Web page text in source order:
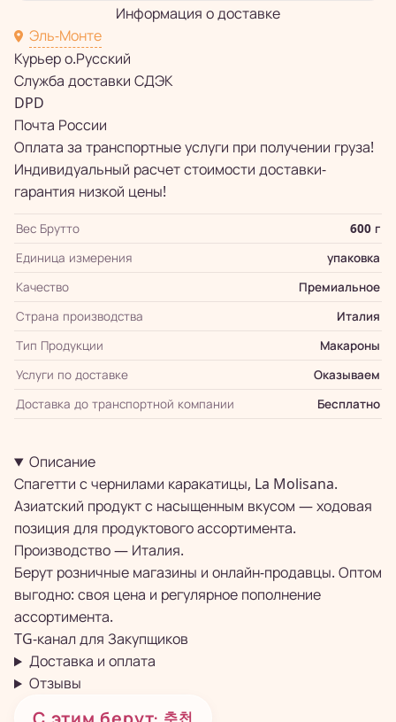
Информация о доставке
Эль-Монте
Курьер о.Русский
Служба доставки СДЭК
DPD
Почта России
Оплата за транспортные услуги при получении груза!
Индивидуальный расчет стоимости доставки-
гарантия низкой цены!
Вес Брутто
600 г
Единица измерения
упаковка
Качество
Премиальное
Страна производства
Италия
Тип Продукции
Макароны
Услуги по доставке
Оказываем
Доставка до транспортной компании
Бесплатно
Описание
Спагетти с чернилами каракатицы, La Molisana.
Азиатский продукт с насыщенным вкусом — ходовая
позиция для продуктового ассортимента.
Производство — Италия.
Берут розничные магазины и онлайн-продавцы. Оптом
выгодно: своя цена и регулярное пополнение
ассортимента.
TG-канал для Закупщиков
Доставка и оплата
Отзывы
· 추천